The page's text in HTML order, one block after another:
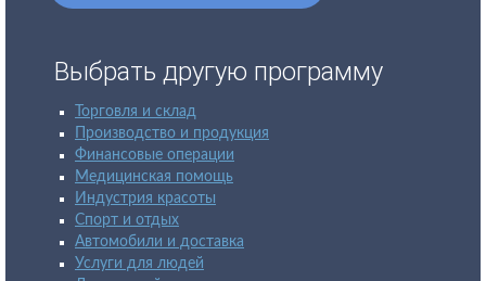
Выбрать другую программу
Торговля и склад
Производство и продукция
Финансовые операции
Медицинская помощь
Индустрия красоты
Спорт и отдых
Автомобили и доставка
Услуги для людей